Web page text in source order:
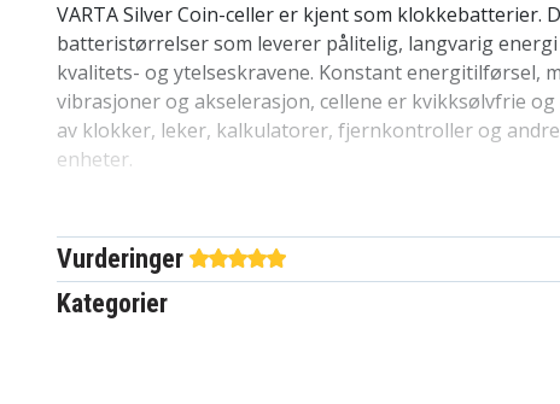
VARTA Silver Coin-celler er kjent som klokkebatterier.
batteristørrelser som leverer pålitelig, langvarig
kvalitets- og ytelseskravene. Konstant energitilførsel,
vibrasjoner og akselerasjon, cellene er kvikksølvfrie
av klokker, leker, kalkulatorer, fjernkontroller og
enheter.
Merke: Varta
Produktlinje: Sølvmynt
Batteritype: Knappcelle
Vurderinger
Kategorier